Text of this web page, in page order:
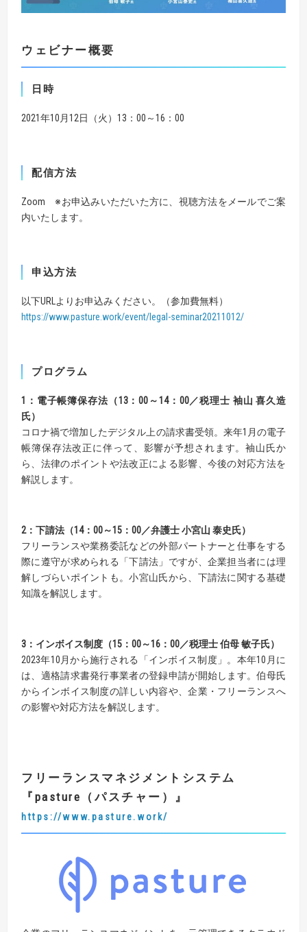
ウェビナー概要
日時
2021年10月12日（火）13：00～16：00
配信方法
Zoom ※お申込みいただいた方に、視聴方法をメールでご案
内いたします。
申込方法
以下URLよりお申込みください。（参加費無料）
https://www.pasture.work/event/legal-seminar20211012/
プログラム
1：電子帳簿保存法（13：00～14：00／税理士 袖山 喜久造
氏）
コロナ禍で増加したデジタル上の請求書受領。来年1月の電子
帳簿保存法改正に伴って、影響が予想されます。袖山氏か
ら、法律のポイントや法改正による影響、今後の対応方法を
解説します。
2：下請法（14：00～15：00／弁護士 小宮山 泰史氏）
フリーランスや業務委託などの外部パートナーと仕事をする
際に遵守が求められる「下請法」ですが、企業担当者には理
解しづらいポイントも。小宮山氏から、下請法に関する基礎
知識を解説します。
3：インボイス制度（15：00～16：00／税理士 伯母 敏子氏）
2023年10月から施行される「インボイス制度」。本年10月に
は、適格請求書発行事業者の登録申請が開始します。伯母氏
からインボイス制度の詳しい内容や、企業・フリーランスへ
の影響や対応方法を解説します。
フリーランスマネジメントシステム
『pasture
（パスチャー） 』
https://www.pasture.work/